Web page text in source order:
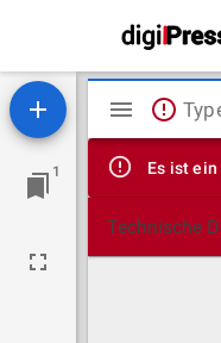
1
Viewer
Es ist
Technische